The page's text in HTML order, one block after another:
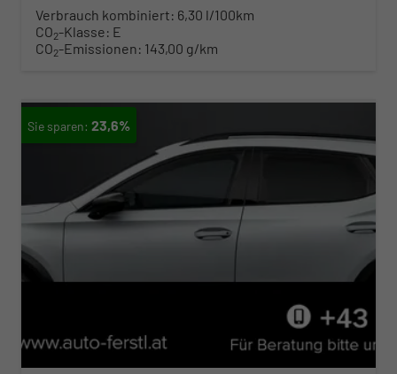
Verbrauch kombiniert: 6,30 l/100km
CO2-Klasse: E
CO2-Emissionen: 143,00 g/km
23,6%